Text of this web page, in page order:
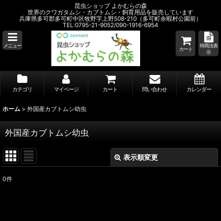
昆虫ショップ よかむらの森
世界のクワガタムシ・カブトムシ・飼育用品を販売しています
兵庫県多可郡多可町中区牧野字上野508-210（多可町余暇村公園前）
TEL:0795-21-9052/090-1916-6954
メニュー
カート
特商法表
示
カテゴリ マイページ カート 問い合わせ カレンダー
ホーム > 外国産カブトムシ幼虫
外国産カブトムシ幼虫
表示順変更
0件